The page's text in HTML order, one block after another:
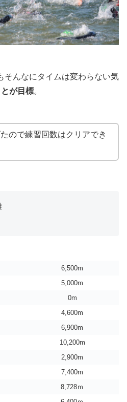
そんなにタイムは変わらない気
が目標。
ので練習回数はクリアでき
6,500m
5,000m
0m
4,600m
6,900m
10,200m
2,900m
7,400m
8,728ｍ